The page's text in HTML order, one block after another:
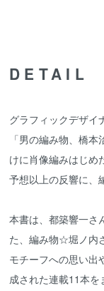
DETAIL
グラフィックデザイ
「男の編み物、橋
けに肖像編みはじ
予想以上の反響に、
本書は、都築響一さ
た、編み物☆堀ノ内
モチーフへの思い出
成された連載11本